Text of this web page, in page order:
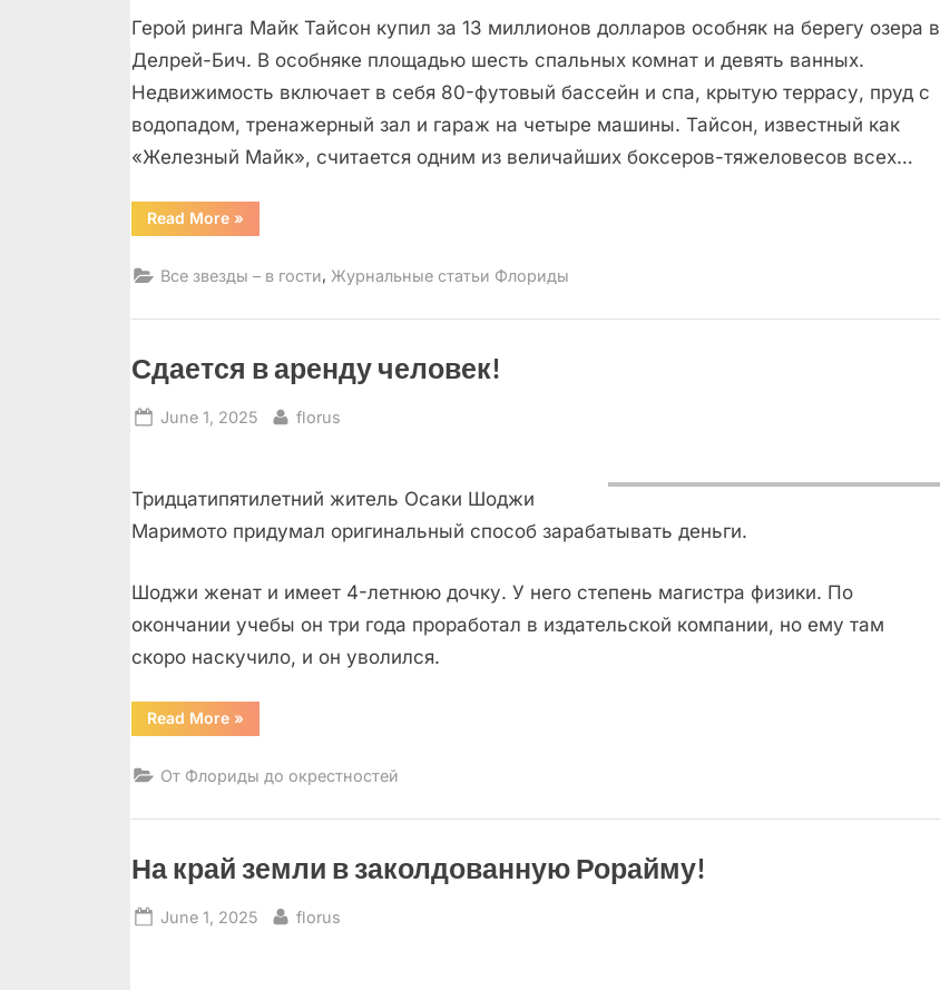
Герой ринга Майк Тайсон купил за 13 миллионов долларов особняк на берегу озера в
Делрей-Бич. В особняке площадью шесть спальных комнат и девять ванных.
Недвижимость включает в себя 80-футовый бассейн и спа, крытую террасу, пруд с
водопадом, тренажерный зал и гараж на четыре машины. Тайсон, известный как
«Железный Майк», считается одним из величайших боксеров-тяжеловесов всех…
Read More“Наш
сосед
Тайсон”
»
Все звезды – в гости, Журнальные статьи Флориды
Сдается в аренду человек!
Posted
June 1, 2025 By
florus
Тридцатипятилетний житель Осаки Шоджи
Маримото придумал оригинальный способ зарабатывать деньги.
Шоджи женат и имеет 4-летнюю дочку. У него степень магистра физики. По
окончании учебы он три года проработал в издательской компании, но ему там
скоро наскучило, и он уволился.
Read More“Сдается
в
»
От Флориды до окрестностей
На край земли в заколдованную Рорайму!
Posted
June 1, 2025 By
florus